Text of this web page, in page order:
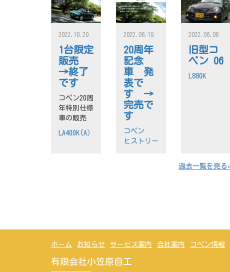
1台限定
販売
→終了
です
2022.10.20
コペン20周
年特別仕様
車の販売
LA400K(A）
20周年
記念
車 発
表で
す →
完売で
す
2022.06.19
コペン
ヒストリー
旧型コ
ペン 06
2022.06.08
L880K
過去一覧を見る
ホーム お知らせ サービス案内 会社案内 コペン情報
有限会社小笠原自工